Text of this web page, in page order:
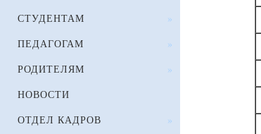
СТУДЕНТАМ
»
ПЕДАГОГАМ
»
РОДИТЕЛЯМ
»
НОВОСТИ
ОТДЕЛ КАДРОВ
»